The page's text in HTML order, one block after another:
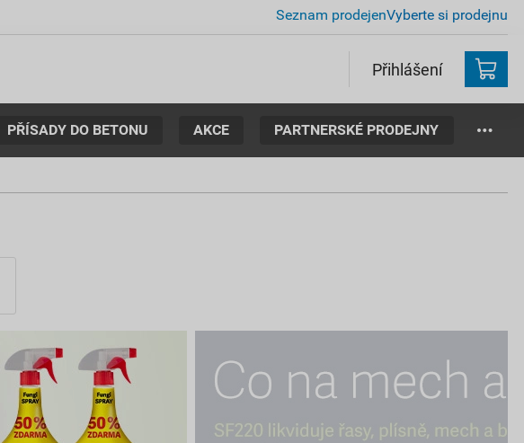
Seznam prodejenVyberte si prodejnu
Přihlášení
PŘÍSADY DO BETONU AKCE PARTNERSKÉ PRODEJNY